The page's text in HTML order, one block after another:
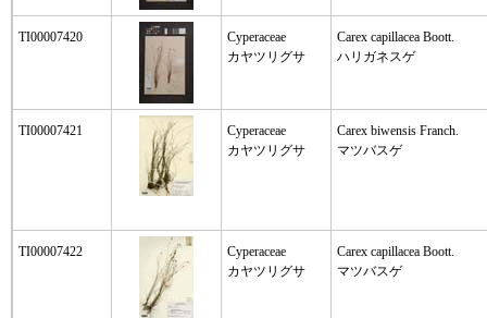
TI00007420
Cyperaceae
カヤツリグサ
Carex capillacea Boott.
ハリガネスゲ
TI00007421
Cyperaceae
カヤツリグサ
Carex biwensis Franch.
マツバスゲ
TI00007422
Cyperaceae
カヤツリグサ
Carex capillacea Boott.
マツバスゲ